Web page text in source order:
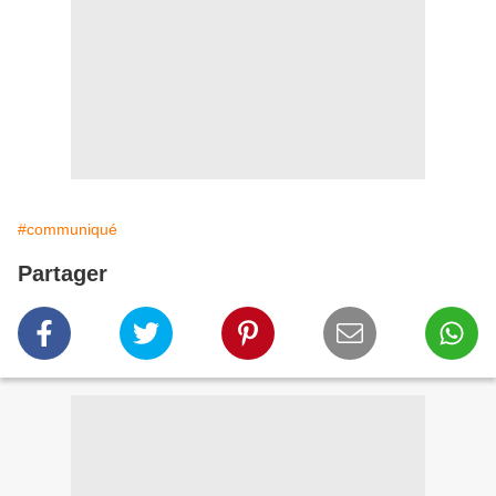
#communiqué
Partager